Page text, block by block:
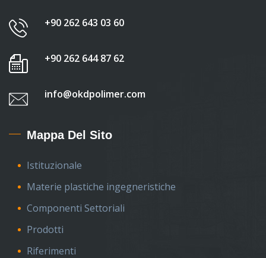
+90 262 643 03 60
+90 262 644 87 62
info@okdpolimer.com
Mappa Del Sito
Istituzionale
Materie plastiche ingegneristiche
Componenti Settoriali
Prodotti
Riferimenti